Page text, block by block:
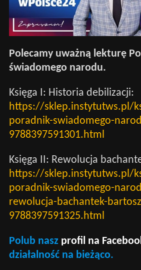
Polecamy uważną lekturę
świadomego narodu.
Księga I: Historia debilizacji:
https://sklep.instytutws.pl/
poradnik-swiadomego-
9788397591301.html
Księga II: Rewolucja
https://sklep.instytutws.pl/
poradnik-swiadomego-
rewolucja-bachantek-
9788397591325.html
Polub nasz profil na
działalność na bieżąco.